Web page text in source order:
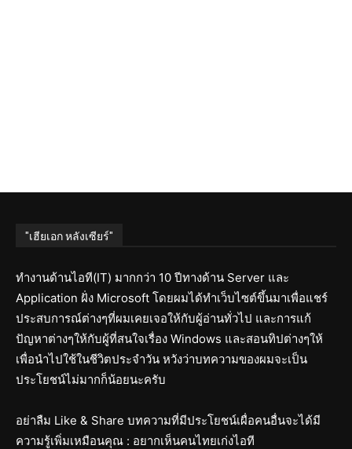
"เฮียเอก หลังเซียร์"
ทำงานด้านไอที(IT) มากกว่า 10 ปีทางด้าน Server และ
Application ฝั่ง Microsoft โดยผมได้ทำเว็บไซต์ขึ้นมาเพื่อแชร์
ประสบการณ์ต่างๆที่ผมเคยเจอให้กับผู้อ่านทั่วไป และการแก้
ปัญหาต่างๆให้กับผู้ที่สนใจเรื่อง Windows และสอนทิปต่างๆให้
เพื่อนำไปใช้ในชีวิตประจำวัน หวังว่าบทความของผมจะเป็น
ประโยชน์ไม่มากก็น้อยนะครับ
อย่าลืม Like & Share บทความที่มีประโยชน์เผื่อคนอื่นจะได้มี
ความรู้เพิ่มเหมือนคุณ : อยากเห็นคนไทยเก่งไอที